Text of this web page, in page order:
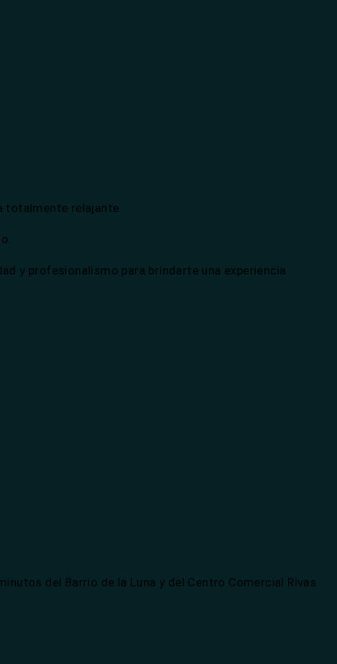
totalmente relajante.
y profesionalismo para brindarte una experiencia
del Barrio de la Luna y del Centro Comercial Rivas